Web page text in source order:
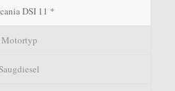
DSI 11 *
Motortyp